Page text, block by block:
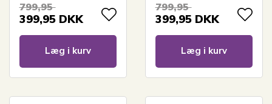
799,95
399,95 DKK
Læg i kurv
799,95
399,95 DKK
Læg i kurv